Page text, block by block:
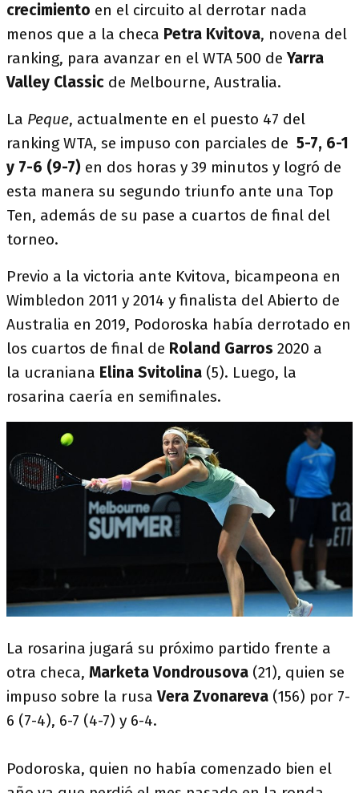
crecimiento en el circuito al derrotar nada
menos que a la checa Petra Kvitova, novena del
ranking, para avanzar en el WTA 500 de Yarra
Valley Classic de Melbourne, Australia.
La Peque, actualmente en el puesto 47 del
ranking WTA, se impuso con parciales de 5-7, 6-1
y 7-6 (9-7) en dos horas y 39 minutos y logró de
esta manera su segundo triunfo ante una Top
Ten, además de su pase a cuartos de final del
torneo.
Previo a la victoria ante Kvitova, bicampeona en
Wimbledon 2011 y 2014 y finalista del Abierto de
Australia en 2019, Podoroska había derrotado en
los cuartos de final de Roland Garros 2020 a
la ucraniana Elina Svitolina (5). Luego, la
rosarina caería en semifinales.
La rosarina jugará su próximo partido frente a
otra checa, Marketa Vondrousova (21), quien se
impuso sobre la rusaVera Zvonareva (156) por 7-
6 (7-4), 6-7 (4-7) y 6-4.
Podoroska, quien no había comenzado bien el